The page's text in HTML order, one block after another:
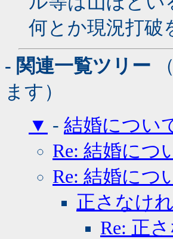
何とか現況打破
- 関連一覧ツリー
ます）
▼ - 結婚につい
Re: 結婚につ
Re: 結婚につ
正さなけ
Re: 正